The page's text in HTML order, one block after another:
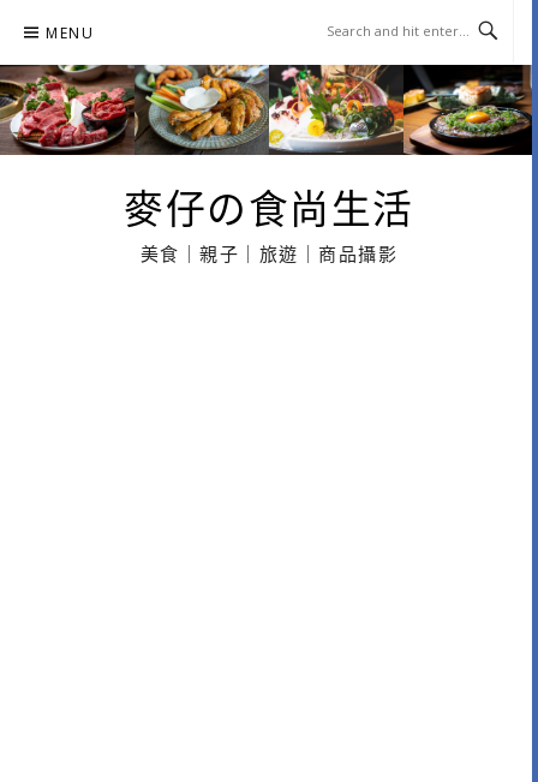
content
MENU
麥仔の食尚生活
美食｜親子｜旅遊｜商品攝影